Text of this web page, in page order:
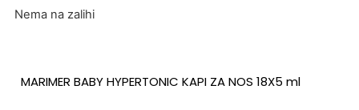
Nema na zalihi
MARIMER BABY HYPERTONIC KAPI ZA NOS 18X5 ml